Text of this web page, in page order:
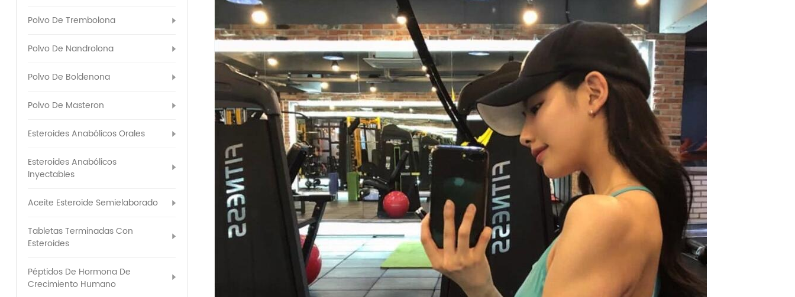
Polvo De Trembolona
Polvo De Nandrolona
Polvo De Boldenona
Polvo De Masteron
Esteroides Anabólicos Orales
Esteroides Anabólicos
Inyectables
Aceite Esteroide Semielaborado
Tabletas Terminadas Con
Esteroides
Péptidos De Hormona De
Crecimiento Humano